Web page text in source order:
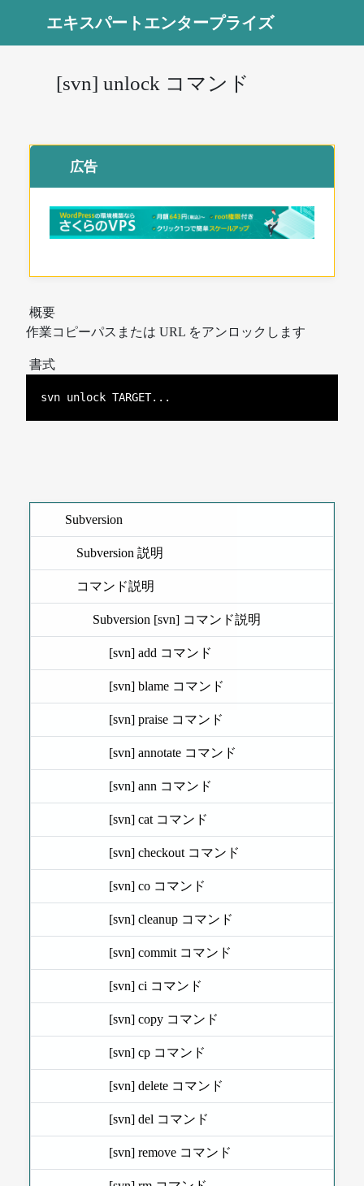
エキスパートエンタープライズ
[svn] unlock コマンド
広告
概要
作業コピーパスまたは URL をアンロックします
書式
svn unlock TARGET...
Subversion
Subversion 説明
コマンド説明
Subversion [svn] コマンド説明
[svn] add コマンド
[svn] blame コマンド
[svn] praise コマンド
[svn] annotate コマンド
[svn] ann コマンド
[svn] cat コマンド
[svn] checkout コマンド
[svn] co コマンド
[svn] cleanup コマンド
[svn] commit コマンド
[svn] ci コマンド
[svn] copy コマンド
[svn] cp コマンド
[svn] delete コマンド
[svn] del コマンド
[svn] remove コマンド